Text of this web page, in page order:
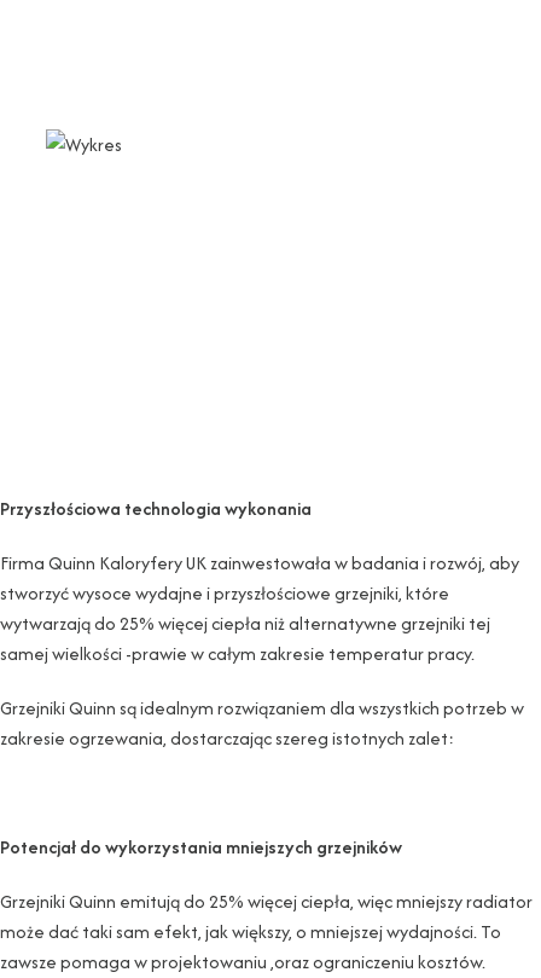
Przyszłościowa technologia wykonania
Firma Quinn Kaloryfery UK zainwestowała w badania i rozwój, aby
stworzyć wysoce wydajne i przyszłościowe grzejniki, które
wytwarzają do 25% więcej ciepła niż alternatywne grzejniki tej
samej wielkości -prawie w całym zakresie temperatur pracy.
Grzejniki Quinn są idealnym rozwiązaniem dla wszystkich potrzeb w
zakresie ogrzewania, dostarczając szereg istotnych zalet:
Potencjał do wykorzystania mniejszych grzejników
Grzejniki Quinn emitują do 25% więcej ciepła, więc mniejszy radiator
może dać taki sam efekt, jak większy, o mniejszej wydajności. To
zawsze pomaga w projektowaniu ,oraz ograniczeniu kosztów.